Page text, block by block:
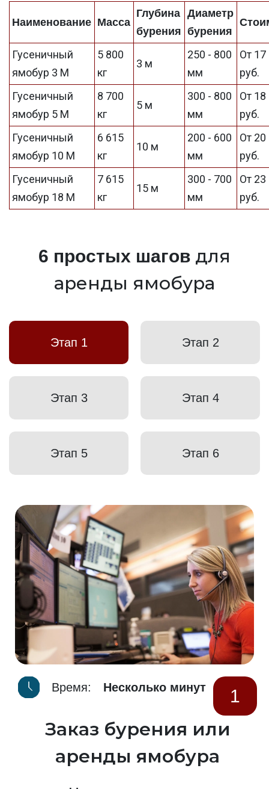
Наименование Масса
Глубина
бурения
Диаметр
бурения
Гусеничный
ямобур 3 М
5 800
кг
3 м
250 - 800
мм
От 17
руб.
Гусеничный
ямобур 5 М
8 700
кг
5 м
300 - 800
мм
От 18
руб.
Гусеничный
ямобур 10 М
6 615
кг
10 м
200 - 600
мм
От 20
руб.
Гусеничный
ямобур 18 М
7 615
кг
15 м
300 - 700
мм
От 23
руб.
6 простых шагов для
аренды ямобура
Этап 1 Этап 2
Этап 3 Этап 4
Этап 5 Этап 6
Время: Несколько минут 1
Заказ бурения или
аренды ямобура